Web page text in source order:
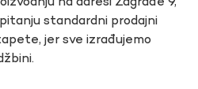
standardni prodajni
jer sve izrađujemo